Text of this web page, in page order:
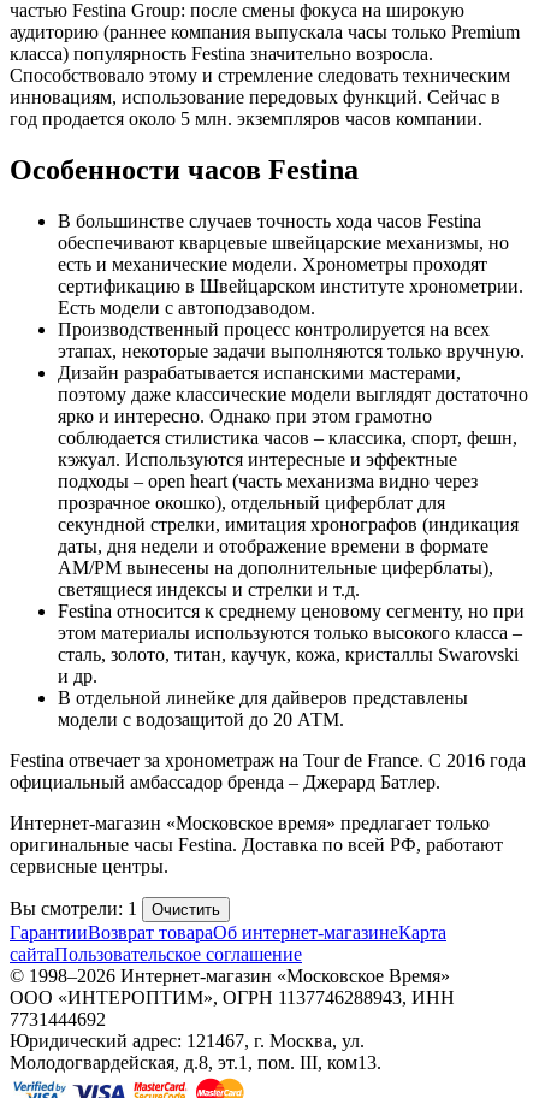
частью Festina Group: после смены фокуса на широкую
аудиторию (раннее компания выпускала часы только Premium
класса) популярность Festina значительно возросла.
Способствовало этому и стремление следовать техническим
инновациям, использование передовых функций. Сейчас в
год продается около 5 млн. экземпляров часов компании.
Особенности часов Festina
В большинстве случаев точность хода часов Festina
обеспечивают кварцевые швейцарские механизмы, но
есть и механические модели. Хронометры проходят
сертификацию в Швейцарском институте хронометрии.
Есть модели с автоподзаводом.
Производственный процесс контролируется на всех
этапах, некоторые задачи выполняются только вручную.
Дизайн разрабатывается испанскими мастерами,
поэтому даже классические модели выглядят достаточно
ярко и интересно. Однако при этом грамотно
соблюдается стилистика часов – классика, спорт, фешн,
кэжуал. Используются интересные и эффектные
подходы – open heart (часть механизма видно через
прозрачное окошко), отдельный циферблат для
секундной стрелки, имитация хронографов (индикация
даты, дня недели и отображение времени в формате
AM/PM вынесены на дополнительные циферблаты),
светящиеся индексы и стрелки и т.д.
Festina относится к среднему ценовому сегменту, но при
этом материалы используются только высокого класса –
сталь, золото, титан, каучук, кожа, кристаллы Swarovski
и др.
В отдельной линейке для дайверов представлены
модели с водозащитой до 20 АТМ.
Festina отвечает за хронометраж на Tour de France. С 2016 года
официальный амбассадор бренда – Джерард Батлер.
Интернет-магазин «Московское время» предлагает только
оригинальные часы Festina. Доставка по всей РФ, работают
сервисные центры.
Вы смотрели: 1 Очистить
ГарантииВозврат товараОб интернет-магазинеКарта
сайтаПользовательское соглашение
© 1998–2026 Интернет-магазин «Московское Время»
ООО «ИНТЕРОПТИМ», ОГРН 1137746288943, ИНН
7731444692
Юридический адрес: 121467, г. Москва, ул.
Молодогвардейская, д.8, эт.1, пом. III, ком13.